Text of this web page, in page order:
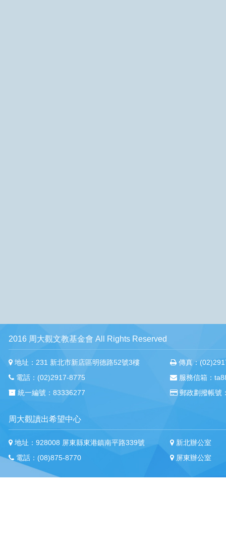
2016 周大觀文教基金會 All Rights Reserved
地址：231 新北市新店區明德路52號3樓
電話：(02)2917-8775
統一編號：83336277
傳真：
服務信箱：
郵政劃撥帳號
周大觀讀出希望中心
地址：928008 屏東縣東港鎮南平路339號
電話：(08)875-8770
新北辦公室
屏東辦公室